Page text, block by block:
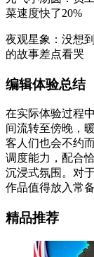
菜速度快了20%
夜观星象：没想
的故事差点看哭
编辑体验总结
在实际体验过程
间流转至傍晚，
客人们也会不约
调度能力，配合
沉浸式氛围。对
作品值得放入常
精品推荐